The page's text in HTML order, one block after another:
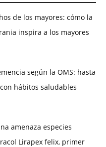
de los mayores: cómo la
inspira a los mayores
según la OMS: hasta
hábitos saludables
amenaza especies
Lirapex felix, primer